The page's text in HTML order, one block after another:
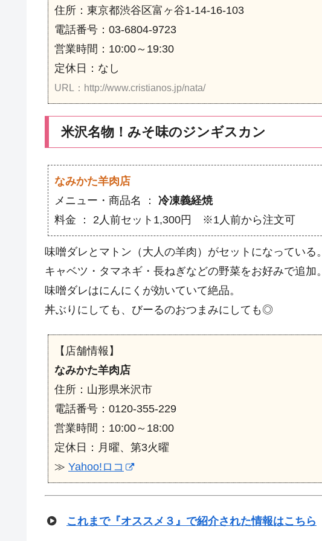
住所：東京都渋谷区富ヶ谷1-14-16-103
電話番号：03-6804-9723
営業時間：10:00～19:30
定休日：なし
URL：http://www.cristianos.jp/nata/
米沢名物！みそ味のジンギスカン
なみかた羊肉店
メニュー・商品名 ： 冷凍義経焼
料金 ： 2人前セット1,300円 ※1人前から注文可
味噌ダレとマトン（大人の羊肉）がセットになっている。
キャベツ・タマネギ・長ねぎなどの野菜をお好みで追加。
味噌ダレはにんにくが効いていて絶品。
丼ぶりにしても、びーるのおつまみにしても◎
【店舗情報】
なみかた羊肉店
住所：山形県米沢市
電話番号：0120-355-229
営業時間：10:00～18:00
定休日：月曜、第3火曜
≫ Yahoo!ロコ
これまで『オススメ３』で紹介された情報はこちら